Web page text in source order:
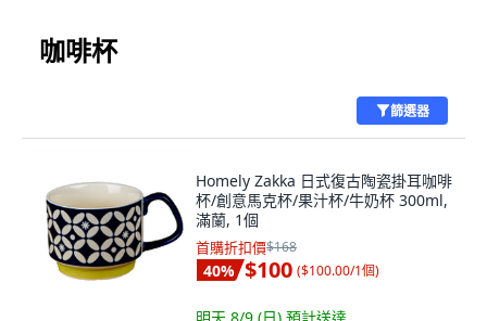
咖啡杯
篩選器
Homely Zakka 日式復古陶瓷掛耳咖啡
杯/創意馬克杯/果汁杯/牛奶杯 300ml,
滿蘭, 1個
首購折扣價$168
40% $100 ($100.00/1個)